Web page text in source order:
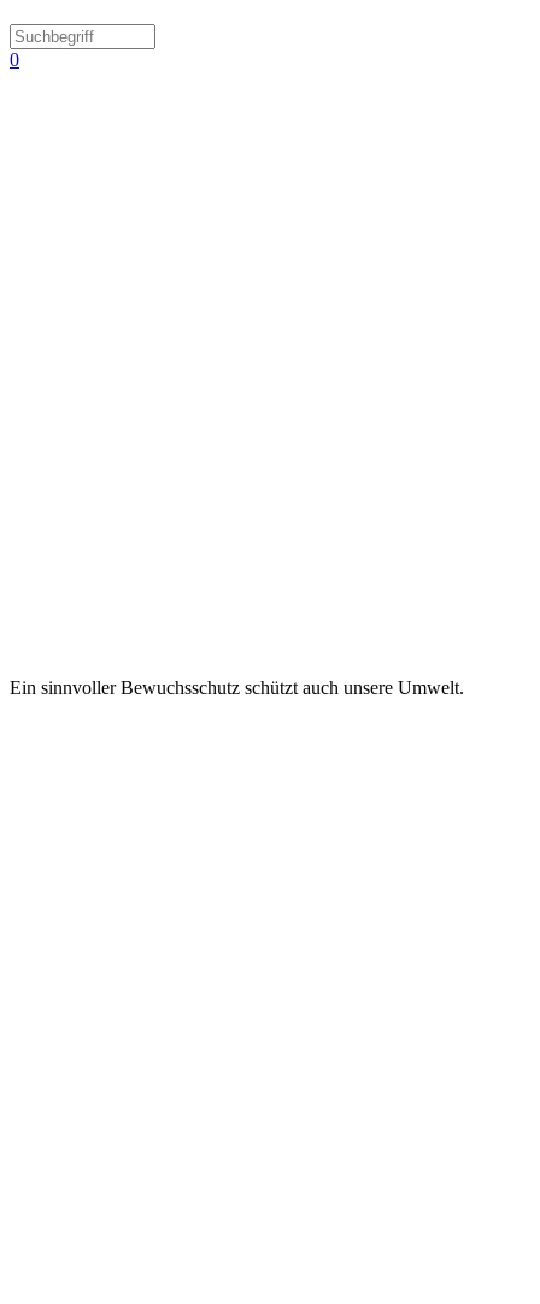
0
Ein sinnvoller Bewuchsschutz schützt auch unsere Umwelt.